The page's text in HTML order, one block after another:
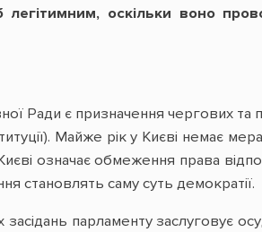
легітимним, оскільки воно
Ради є призначення чергових та
Майже рік у Києві немає
означає обмеження права
становлять саму суть демократії.
засідань парламенту заслуговує